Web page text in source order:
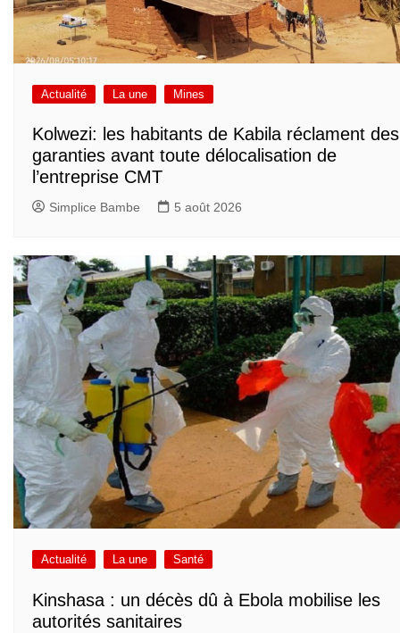
Actualité La une Mines
Kolwezi: les habitants de Kabila réclament des
garanties avant toute délocalisation de
l’entreprise CMT
Simplice Bambe 5 août 2026
Actualité La une Santé
Kinshasa : un décès dû à Ebola mobilise les
autorités sanitaires